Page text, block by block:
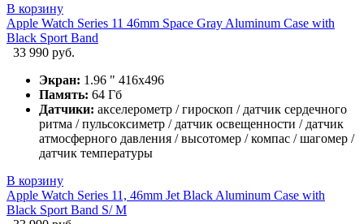
В корзину
Apple Watch Series 11 46mm Space Gray Aluminum Case with
Black Sport Band
33 990 руб.
Экран: 1.96 " 416х496
Память: 64 Гб
Датчики: акселерометр / гироскоп / датчик сердечного
ритма / пульсоксиметр / датчик освещенности / датчик
атмосферного давления / высотомер / компас / шагомер /
датчик температуры
В корзину
Apple Watch Series 11, 46mm Jet Black Aluminum Case with
Black Sport Band S/ M